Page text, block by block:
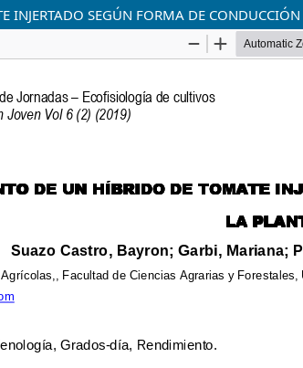
SEGÚN FORMA DE